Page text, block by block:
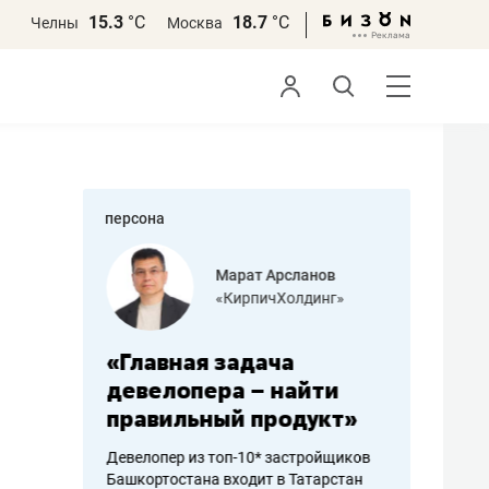
Челны 15.3 °С Москва 18.7 °С
персона
Марат Арсланов
«КирпичХолдинг»
«Главная задача
девелопера – найти
правильный продукт»
Девелопер из топ-10* застройщиков
Башкортостана входит в Татарстан